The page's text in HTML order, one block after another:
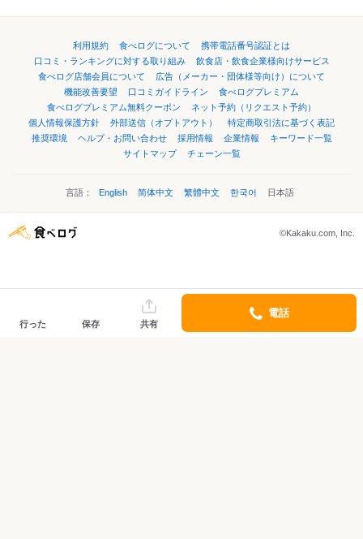
利用規約 食べログについて
携帯電話番号認証とは
口コミ・ランキングに対する取り組み
飲食店・飲食企業様向けサービス
食べログ店舗会員について
広告（メーカー・団体様等向け）について
機能改善要望
口コミガイドライン
食べログプレミアム
食べログプレミアム無料クーポン
ネット予約（リクエスト予約）
個人情報保護方針
外部送信（オプトアウト）
特定商取引法に基づく表記
推奨環境
ヘルプ・お問い合わせ 採用情報 企業情報
キーワード一覧
サイトマップ
チェーン一覧
言語： English 简体中文 繁體中文 한국어 日本語
©Kakaku.com, Inc.
行った 保存 共有
電話